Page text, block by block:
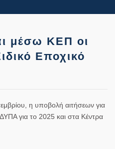
μέσω ΚΕΠ οι
Εποχικό
η υποβολή αιτήσεων για
για το 2025 και στα Κέντρα